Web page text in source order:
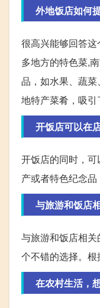
外地饭店如何
很高兴能够回答
多地方的特色菜,
品，如水果、蔬
地特产菜肴，吸引
开饭店可以在
开饭店的同时，
产或者特色纪念
与旅游和饭店
与旅游和饭店相
个不错的选择。根
在农村生活，